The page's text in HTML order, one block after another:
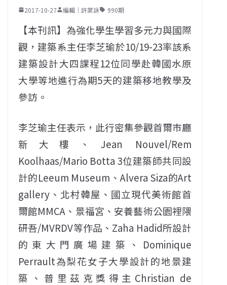
2017-10-27 編輯｜許棠詠 990期
【本刊訊】為強化學生學習多元力與國際
觀，建築系主任李芝瑜於10/19-23率該系
建築設計大四課程12位同學赴韓國水原
大學等地進行為期5天的建築移地教學及
參訪。
李芝瑜主任表示，此行密集參觀首爾市廳
新大樓、Jean Nouvel/Rem
Koolhaas/Mario Botta 3位建築師共同設
計的Leeum Museum、Alvera Siza的Art
gallery、北村韓屋、國立現代美術館首
爾館MMCA、景福宮、安養藝術公園裡隈
研吾/MVRDV等作品、Zaha Hadid所設計
的東大門廣場建築、Dominique
Perrault為梨花女子大學設計的地景建
築、普里茲克獎得主Christian de